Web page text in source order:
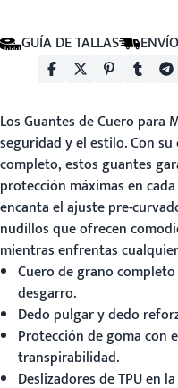
GUÍA DE TALLAS
LosGuantes de Cuero para
seguridad y el estilo. Con
completo, estos guantes
protección máximas en
encanta el ajuste pre-
nudillos que ofrecen
mientras enfrentas
Cuero de grano
desgarro.
Dedo pulgar y dedo
Protección de goma con
transpirabilidad.
Deslizadores de TPU en